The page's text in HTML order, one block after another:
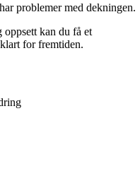
problemer med dekningen.
kan du få et
for fremtiden.